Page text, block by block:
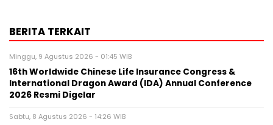
BERITA TERKAIT
Minggu, 9 Agustus 2026 - 01:45 WIB
16th Worldwide Chinese Life Insurance Congress &
International Dragon Award (IDA) Annual Conference
2026 Resmi Digelar
Sabtu, 8 Agustus 2026 - 14:26 WIB